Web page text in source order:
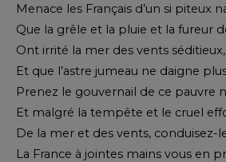
Menace les Français d’un si piteux
Que la grêle et la pluie et la fureur
Ont irrité la mer des vents séditieux,
Et que l’astre jumeau ne daigne
Prenez le gouvernail de ce pauvre
Et malgré la tempête et le cruel
De la mer et des vents, conduisez-
La France à jointes mains vous en